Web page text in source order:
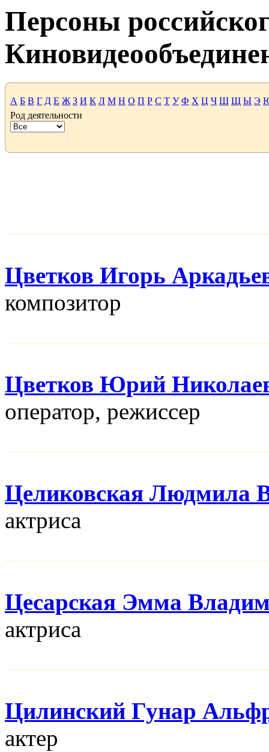
Персоны
А Б В Г Д Е Ж З И К Л М Н О П Р С Т У Ф Х Ц Ч Ш Щ Ы Э
Род деятельности
Цветков Игорь
композитор
Цветков Юрий
оператор, режисcер
Целиковская Людмила
актриса
Цесарская Эмма
актриса
Цилинский Гунар
актер